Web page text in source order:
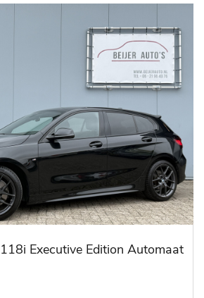
118i Executive Edition Automaat